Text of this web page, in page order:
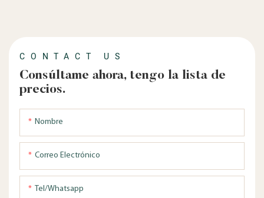
CONTACT US
Consúltame ahora, tengo la lista de
precios.
Nombre
Correo Electrónico
Tel/whatsapp